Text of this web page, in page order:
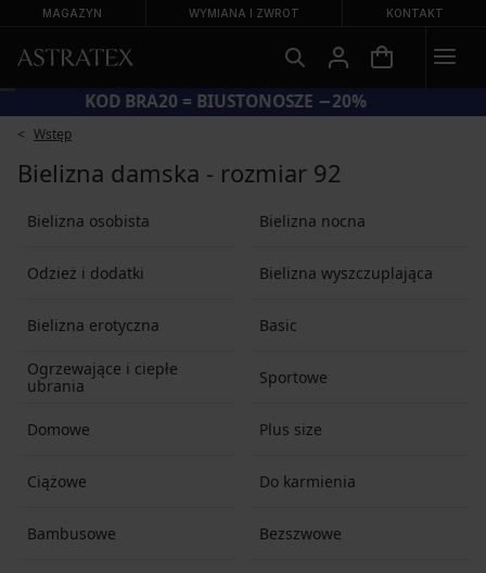
MAGAZYN WYMIANA I ZWROT KONTAKT
KOD BRA20 = BIUSTONOSZE −20%
Wstęp
Bielizna damska - rozmiar 92
Bielizna osobista Bielizna nocna
Odzież i dodatki Bielizna wyszczuplająca
Bielizna erotyczna Basic
Ogrzewające i ciepłe
ubrania
Sportowe
Domowe Plus size
Ciążowe Do karmienia
Bambusowe Bezszwowe